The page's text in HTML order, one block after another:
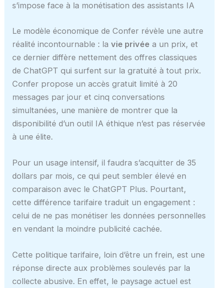
s’impose face à la monétisation des assistants IA
Le modèle économique de Confer révèle une autre
réalité incontournable : lavie privée a un prix, et
ce dernier diffère nettement des offres classiques
de ChatGPT qui surfent sur la gratuité à tout prix.
Confer propose un accès gratuit limité à 20
messages par jour et cinq conversations
simultanées, une manière de montrer que la
disponibilité d’un outil IA éthique n’est pas réservée
à une élite.
Pour un usage intensif, il faudra s’acquitter de 35
dollars par mois, ce qui peut sembler élevé en
comparaison avec le ChatGPT Plus. Pourtant,
cette différence tarifaire traduit un engagement :
celui de ne pas monétiser les données personnelles
en vendant la moindre publicité cachée.
Cette politique tarifaire, loin d’être un frein, est une
réponse directe aux problèmes soulevés par la
collecte abusive. En effet, le paysage actuel est